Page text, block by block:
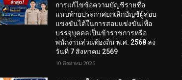
การแก้ไขข้อความบัญชีรายชื่อ
แนบท้ายประกาศยกเลิกบัญชีผู้สอบ
แข่งขันได้ในการสอบแข่งขันเพื่อ
บรรจุบุคคลเป็นข้าราชการหรือ
พนักงานส่วนท้องถิ่น พ.ศ. 2568 ลง
วันที่ 7 สิงหาคม 2569
10 สิงหาคม 2026